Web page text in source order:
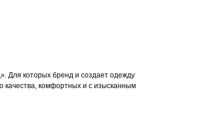
Для которых бренд и создает одежду
качества, комфортных и с изысканным